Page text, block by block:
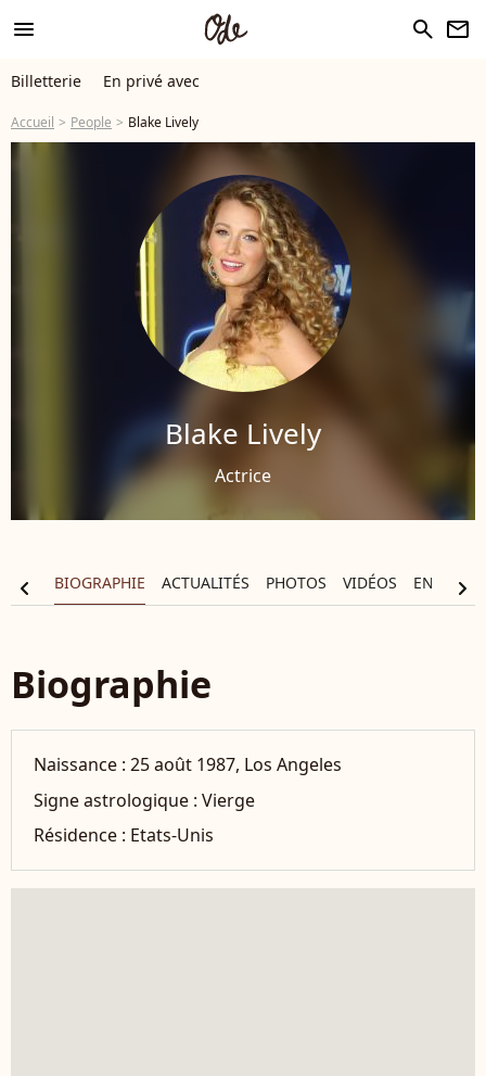
menu search newsletter
Billetterie En privé avec
Accueil People Blake Lively
Blake Lively
Actrice
BIOGRAPHIE ACTUALITÉS PHOTOS VIDÉOS
chevron_left chevron_right
Biographie
Naissance :25 août 1987, Los Angeles
Signe astrologique :Vierge
Résidence : Etats-Unis